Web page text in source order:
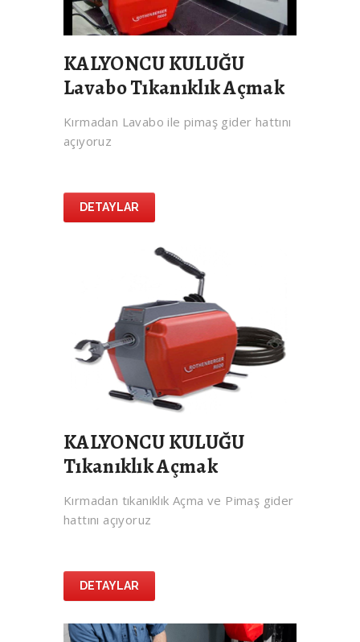
KALYONCU KULUĞU
Lavabo Tıkanıklık Açmak
Kırmadan Lavabo ile pimaş gider hattını
açıyoruz
DETAYLAR
KALYONCU KULUĞU
Tıkanıklık Açmak
Kırmadan tıkanıklık Açma ve Pimaş gider
hattını açıyoruz
DETAYLAR